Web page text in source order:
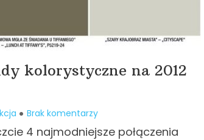
kolorystyczne na 2012
Brak komentarzy
4 najmodniejsze połączenia